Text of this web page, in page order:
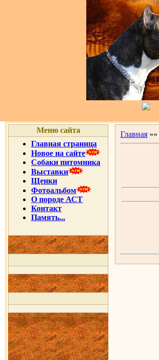
Меню сайта
Главная страница
Новое на сайте
Собаки питомника
Выставки
Щенки
Фотоальбом
О породе АСТ
Контакт
Память...
Главная »»